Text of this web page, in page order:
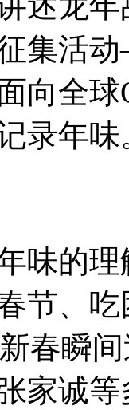
集活
向全
录年
味的
节、
春瞬
家诚